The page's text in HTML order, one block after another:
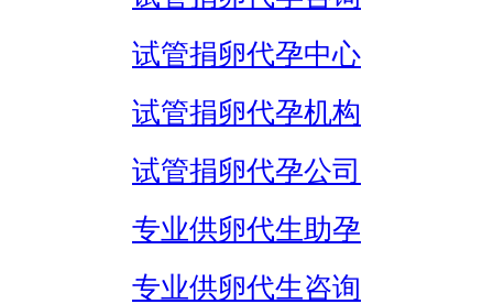
试管捐卵代孕中心
试管捐卵代孕机构
试管捐卵代孕公司
专业供卵代生助孕
专业供卵代生咨询